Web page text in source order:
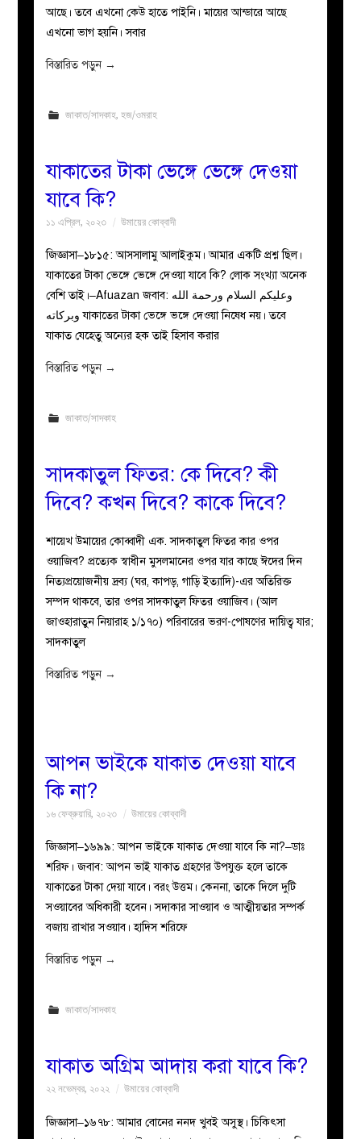
আছে। তবে এখনো কেউ হাতে পাইনি। মায়ের আন্ডারে আছে
এখনো ভাগ হয়নি। সবার
বিস্তারিত পড়ুন →
জাকাত/সাদকাহ, হজ/ওমরাহ
যাকাতের টাকা ভেঙ্গে ভেঙ্গে দেওয়া
যাবে কি?
১১ এপ্রিল, ২০২৩ উমায়ের কোব্বাদী
জিজ্ঞাসা–১৮১৫: আসসালামু আলাইকুম। আমার একটি প্রশ্ন ছিল।
যাকাতের টাকা ভেঙ্গে ভেঙ্গে দেওয়া যাবে কি? লোক সংখ্যা অনেক
বেশি তাই।–Afuazan জবাব: وعليكم السلام ورحمة الله
وبركاته যাকাতের টাকা ভেঙ্গে ভঙ্গে দেওয়া নিষেধ নয়। তবে
যাকাত যেহেতু অন্যের হক তাই হিসাব করার
বিস্তারিত পড়ুন →
জাকাত/সাদকাহ
সাদকাতুল ফিতর: কে দিবে? কী
দিবে? কখন দিবে? কাকে দিবে?
শায়েখ উমায়ের কোব্বাদী এক. সাদকাতুল ফিতর কার ওপর
ওয়াজিব? প্রত্যেক স্বাধীন মুসলমানের ওপর যার কাছে ঈদের দিন
নিত্যপ্রয়োজনীয় দ্রব্য (ঘর, কাপড়, গাড়ি ইত্যাদি)-এর অতিরিক্ত
সম্পদ থাকবে, তার ওপর সাদকাতুল ফিতর ওয়াজিব। (আল
জাওহারাতুন নিয়ারাহ ১/১৭০) পরিবারের ভরণ-পোষণের দায়িত্ব যার;
সাদকাতুল
বিস্তারিত পড়ুন →
আপন ভাইকে যাকাত দেওয়া যাবে
কি না?
১৬ ফেব্রুয়ারি, ২০২৩ উমায়ের কোব্বাদী
জিজ্ঞাসা–১৬৯৯: আপন ভাইকে যাকাত দেওয়া যাবে কি না?–ডাঃ
শরিফ। জবাব: আপন ভাই যাকাত গ্রহণের উপযুক্ত হলে তাকে
যাকাতের টাকা দেয়া যাবে। বরং উত্তম। কেননা, তাকে দিলে দুটি
সওয়াবের অধিকারী হবেন। সদাকার সাওয়াব ও আত্মীয়তার সম্পর্ক
বজায় রাখার সওয়াব। হাদিস শরিফে
বিস্তারিত পড়ুন →
জাকাত/সাদকাহ
যাকাত অগ্রিম আদায় করা যাবে কি?
২২ নভেম্বর, ২০২২ উমায়ের কোব্বাদী
জিজ্ঞাসা–১৬৭৮: আমার বোনের ননদ খুবই অসুস্থ। চিকিৎসা